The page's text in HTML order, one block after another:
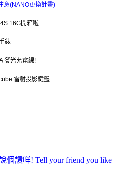
意(NANO更換計畫)
16G開箱啦
錶
發光充電線!
雷射投影鍵盤
個讚咩! Tell your friend you like